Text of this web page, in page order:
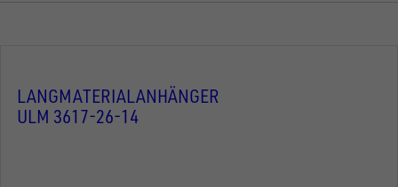
LANGMATERIALANHÄNGER
ULM 3617-26-14